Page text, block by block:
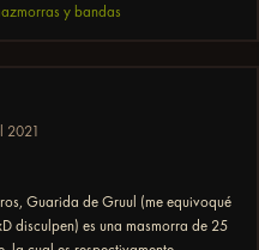
y bandas
2021
Guarida de Gruul (me equivoqué
disculpen) es una masmorra de 25